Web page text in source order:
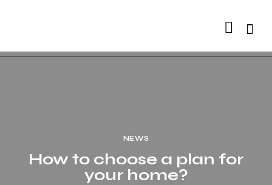
NEWS
How to choose a plan for
your home?